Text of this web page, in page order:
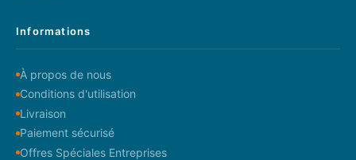
Informations
À propos de nous
Conditions d'utilisation
Livraison
Paiement sécurisé
Offres Spéciales Entreprises